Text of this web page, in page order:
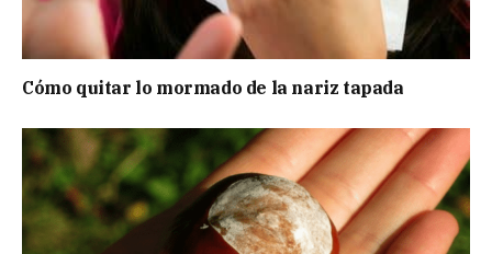
Cómo quitar lo mormado de la nariz tapada